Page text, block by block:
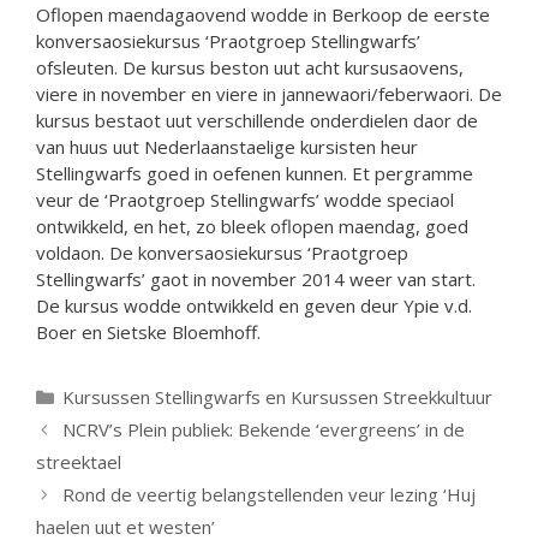
Oflopen maendagaovend wodde in Berkoop de eerste
konversaosiekursus ‘Praotgroep Stellingwarfs’
ofsleuten. De kursus beston uut acht kursusaovens,
viere in november en viere in jannewaori/feberwaori. De
kursus bestaot uut verschillende onderdielen daor de
van huus uut Nederlaanstaelige kursisten heur
Stellingwarfs goed in oefenen kunnen. Et pergramme
veur de ‘Praotgroep Stellingwarfs’ wodde speciaol
ontwikkeld, en het, zo bleek oflopen maendag, goed
voldaon. De konversaosiekursus ‘Praotgroep
Stellingwarfs’ gaot in november 2014 weer van start.
De kursus wodde ontwikkeld en geven deur Ypie v.d.
Boer en Sietske Bloemhoff.
Categorieën
Kursussen Stellingwarfs en Kursussen Streekkultuur
NCRV’s Plein publiek: Bekende ‘evergreens’ in de
streektael
Rond de veertig belangstellenden veur lezing ‘Huj
haelen uut et westen’